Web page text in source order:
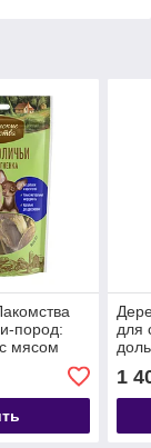
пород:
мясом
для
1